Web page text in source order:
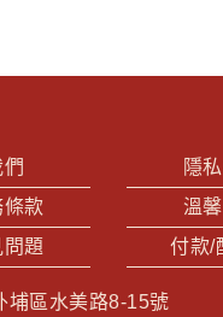
隱
款
溫
題
付款/
埔區水美路8-15號